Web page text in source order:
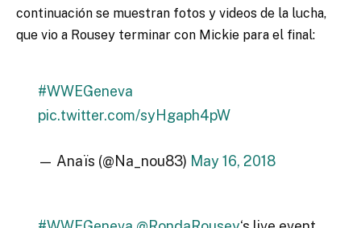
continuación se muestran fotos y videos de la lucha,
que vio a Rousey terminar con Mickie para el final:
#WWEGeneva
pic.twitter.com/syHgaph4pW
— Anaïs (@Na_nou83) May 16, 2018